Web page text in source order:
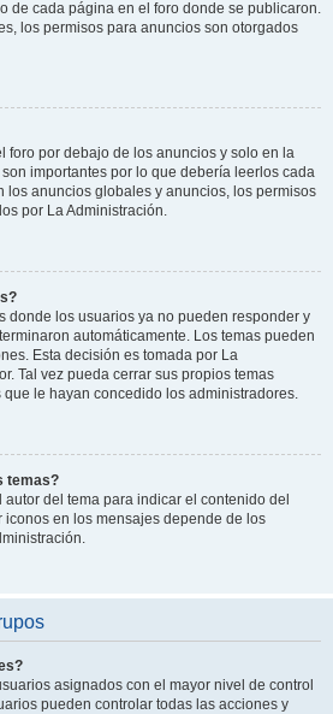
de cada página en el foro donde se publicaron.
los permisos para anuncios son otorgados
foro por debajo de los anuncios y solo en la
importantes por lo que debería leerlos cada
los anuncios globales y anuncios, los permisos
por La Administración.
donde los usuarios ya no pueden responder y
automáticamente. Los temas pueden
Esta decisión es tomada por La
Tal vez pueda cerrar sus propios temas
le hayan concedido los administradores.
temas?
del tema para indicar el contenido del
en los mensajes depende de los
asignados con el mayor nivel de control
pueden controlar todas las acciones y